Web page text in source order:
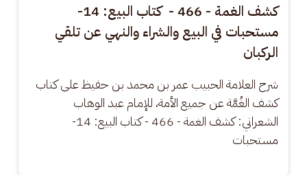
كشف الغمة - 466 - كتاب البيع: 14-
مستحبات في البيع والشراء والنهي عن تلقي
الركبان
شرح العلامة الحبيب عمر بن محمد بن حفيظ على كتاب
كشف الغُمَّة عن جميع الأمة، للإمام عبد الوهاب
الشعراني: كشف الغمة - 466 - كتاب البيع: 14-
مستحبات